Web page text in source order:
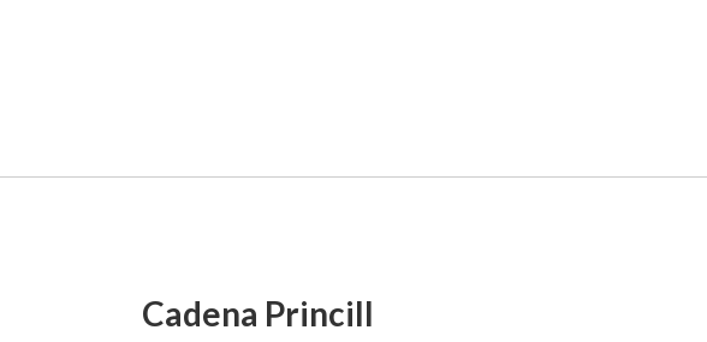
Cadena Princill